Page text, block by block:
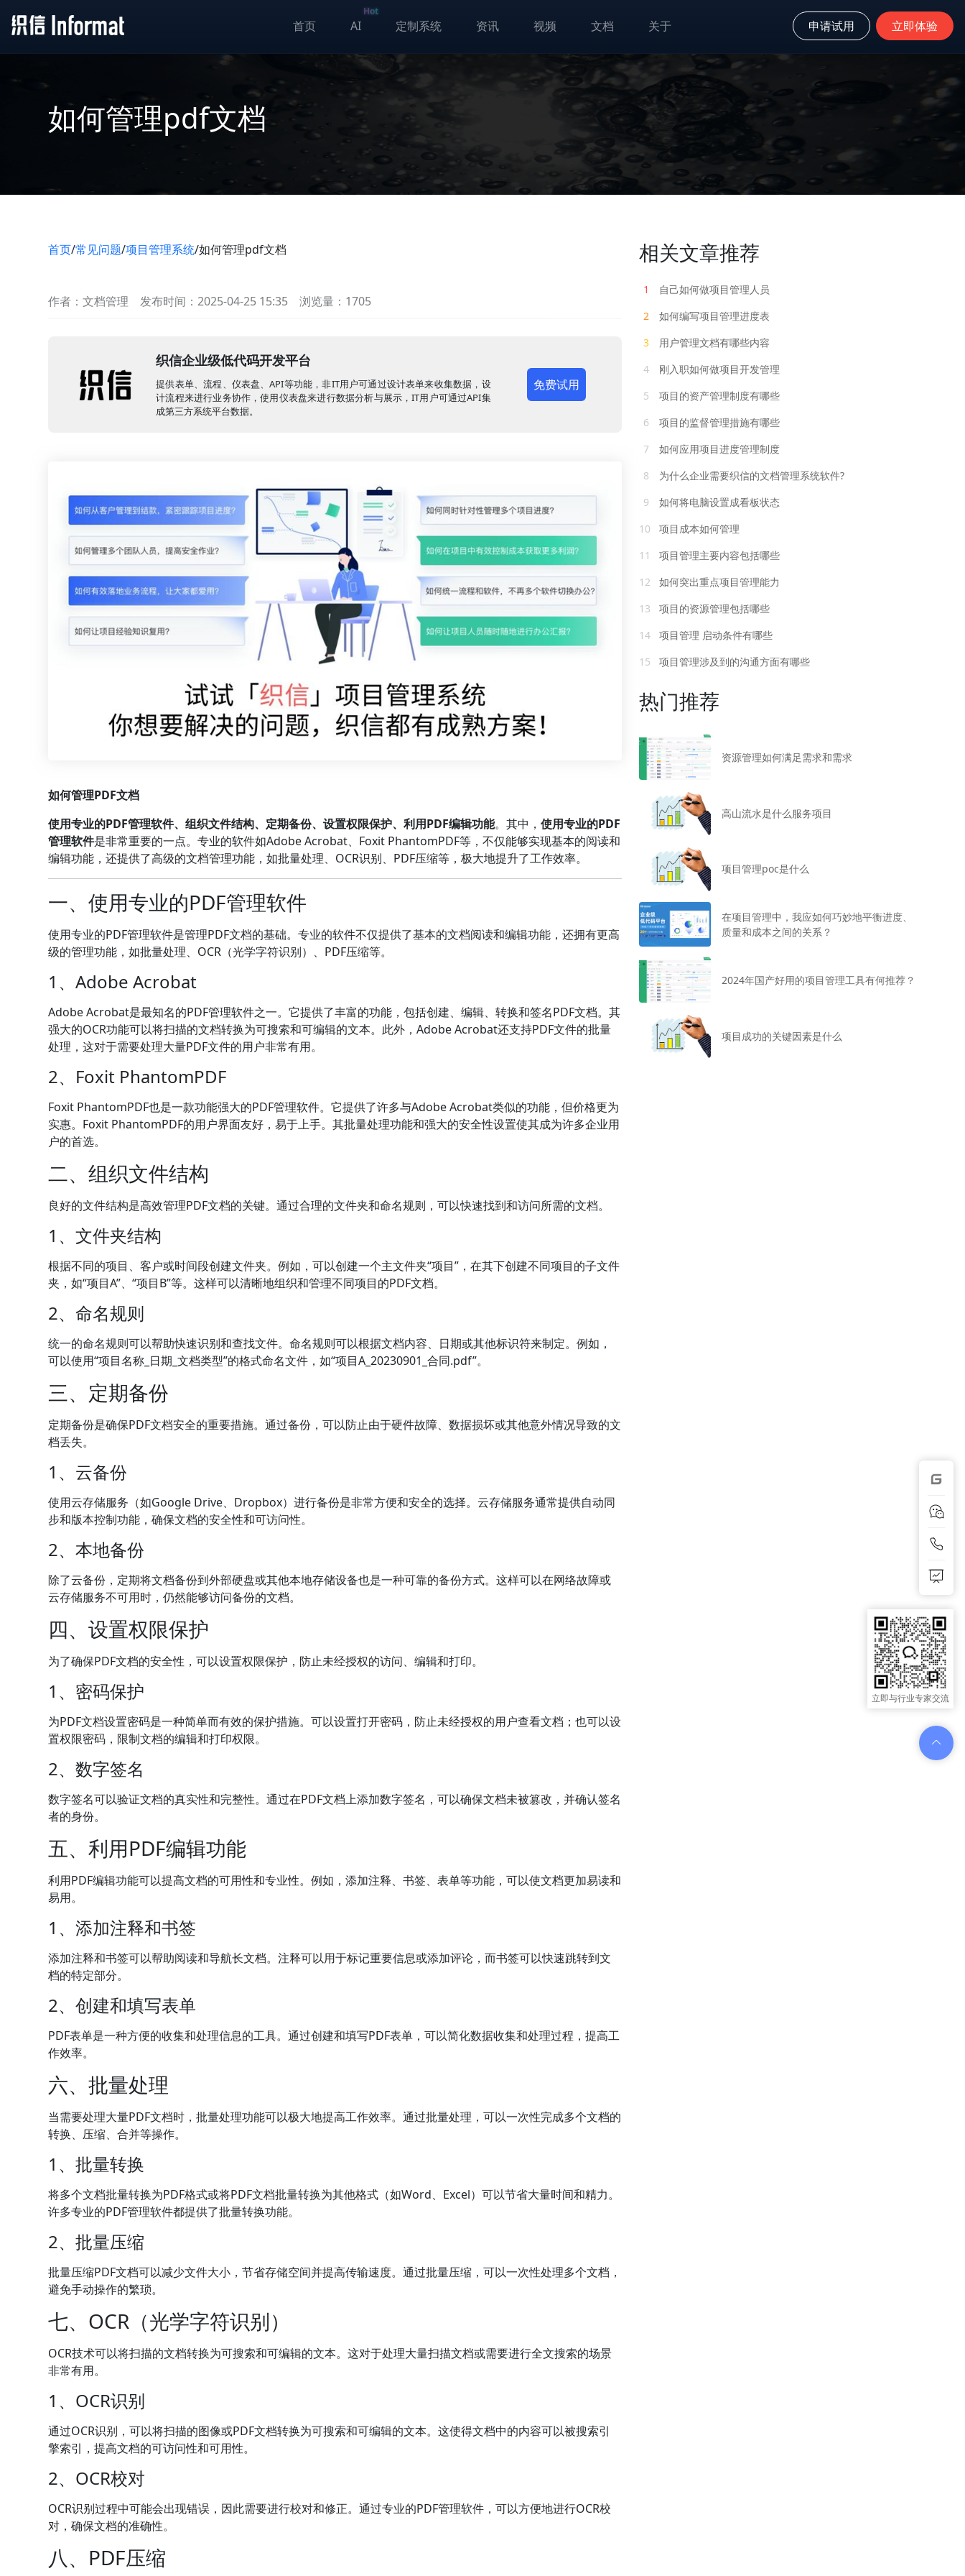
首页 AI
Hot
定制系统 资讯 视频 文档 关于 申请试用 立即体验
如何管理pdf文档
首页/常见问题/项目管理系统/如何管理pdf文档
作者：文档管理 发布时间：2025-04-25 15:35 浏览量：1705
织信企业级低代码开发平台
提供表单、流程、仪表盘、API等功能，非IT用户可通过设计表单来收集数据，设
计流程来进行业务协作，使用仪表盘来进行数据分析与展示，IT用户可通过API集
成第三方系统平台数据。
免费试用
如何管理PDF文档
使用专业的PDF管理软件、组织文件结构、定期备份、设置权限保护、利用PDF编辑功能。其中，使用专业的PDF
管理软件是非常重要的一点。专业的软件如Adobe Acrobat、Foxit PhantomPDF等，不仅能够实现基本的阅读和
编辑功能，还提供了高级的文档管理功能，如批量处理、OCR识别、PDF压缩等，极大地提升了工作效率。
一、使用专业的PDF管理软件
使用专业的PDF管理软件是管理PDF文档的基础。专业的软件不仅提供了基本的文档阅读和编辑功能，还拥有更高
级的管理功能，如批量处理、OCR（光学字符识别）、PDF压缩等。
1、Adobe Acrobat
Adobe Acrobat是最知名的PDF管理软件之一。它提供了丰富的功能，包括创建、编辑、转换和签名PDF文档。其
强大的OCR功能可以将扫描的文档转换为可搜索和可编辑的文本。此外，Adobe Acrobat还支持PDF文件的批量
处理，这对于需要处理大量PDF文件的用户非常有用。
2、Foxit PhantomPDF
Foxit PhantomPDF也是一款功能强大的PDF管理软件。它提供了许多与Adobe Acrobat类似的功能，但价格更为
实惠。Foxit PhantomPDF的用户界面友好，易于上手。其批量处理功能和强大的安全性设置使其成为许多企业用
户的首选。
二、组织文件结构
良好的文件结构是高效管理PDF文档的关键。通过合理的文件夹和命名规则，可以快速找到和访问所需的文档。
1、文件夹结构
根据不同的项目、客户或时间段创建文件夹。例如，可以创建一个主文件夹“项目”，在其下创建不同项目的子文件
夹，如“项目A”、“项目B”等。这样可以清晰地组织和管理不同项目的PDF文档。
2、命名规则
统一的命名规则可以帮助快速识别和查找文件。命名规则可以根据文档内容、日期或其他标识符来制定。例如，
可以使用“项目名称_日期_文档类型”的格式命名文件，如“项目A_20230901_合同.pdf”。
三、定期备份
定期备份是确保PDF文档安全的重要措施。通过备份，可以防止由于硬件故障、数据损坏或其他意外情况导致的文
档丢失。
1、云备份
使用云存储服务（如Google Drive、Dropbox）进行备份是非常方便和安全的选择。云存储服务通常提供自动同
步和版本控制功能，确保文档的安全性和可访问性。
2、本地备份
除了云备份，定期将文档备份到外部硬盘或其他本地存储设备也是一种可靠的备份方式。这样可以在网络故障或
云存储服务不可用时，仍然能够访问备份的文档。
四、设置权限保护
为了确保PDF文档的安全性，可以设置权限保护，防止未经授权的访问、编辑和打印。
1、密码保护
为PDF文档设置密码是一种简单而有效的保护措施。可以设置打开密码，防止未经授权的用户查看文档；也可以设
置权限密码，限制文档的编辑和打印权限。
2、数字签名
数字签名可以验证文档的真实性和完整性。通过在PDF文档上添加数字签名，可以确保文档未被篡改，并确认签名
者的身份。
五、利用PDF编辑功能
利用PDF编辑功能可以提高文档的可用性和专业性。例如，添加注释、书签、表单等功能，可以使文档更加易读和
易用。
1、添加注释和书签
添加注释和书签可以帮助阅读和导航长文档。注释可以用于标记重要信息或添加评论，而书签可以快速跳转到文
档的特定部分。
2、创建和填写表单
PDF表单是一种方便的收集和处理信息的工具。通过创建和填写PDF表单，可以简化数据收集和处理过程，提高工
作效率。
六、批量处理
当需要处理大量PDF文档时，批量处理功能可以极大地提高工作效率。通过批量处理，可以一次性完成多个文档的
转换、压缩、合并等操作。
1、批量转换
将多个文档批量转换为PDF格式或将PDF文档批量转换为其他格式（如Word、Excel）可以节省大量时间和精力。
许多专业的PDF管理软件都提供了批量转换功能。
2、批量压缩
批量压缩PDF文档可以减少文件大小，节省存储空间并提高传输速度。通过批量压缩，可以一次性处理多个文档，
避免手动操作的繁琐。
七、OCR（光学字符识别）
OCR技术可以将扫描的文档转换为可搜索和可编辑的文本。这对于处理大量扫描文档或需要进行全文搜索的场景
非常有用。
1、OCR识别
通过OCR识别，可以将扫描的图像或PDF文档转换为可搜索和可编辑的文本。这使得文档中的内容可以被搜索引
擎索引，提高文档的可访问性和可用性。
2、OCR校对
OCR识别过程中可能会出现错误，因此需要进行校对和修正。通过专业的PDF管理软件，可以方便地进行OCR校
对，确保文档的准确性。
八、PDF压缩
相关文章推荐
1
自己如何做项目管理人员
2
如何编写项目管理进度表
3
用户管理文档有哪些内容
4
刚入职如何做项目开发管理
5
项目的资产管理制度有哪些
6
项目的监督管理措施有哪些
7
如何应用项目进度管理制度
8
为什么企业需要织信的文档管理系统软件?
9
如何将电脑设置成看板状态
10
项目成本如何管理
11
项目管理主要内容包括哪些
12
如何突出重点项目管理能力
13
项目的资源管理包括哪些
14
项目管理 启动条件有哪些
15
项目管理涉及到的沟通方面有哪些
热门推荐
资源管理如何满足需求和需求
高山流水是什么服务项目
项目管理poc是什么
在项目管理中，我应如何巧妙地平衡进度、
质量和成本之间的关系？
2024年国产好用的项目管理工具有何推荐？
项目成功的关键因素是什么
立即与行业专家交流